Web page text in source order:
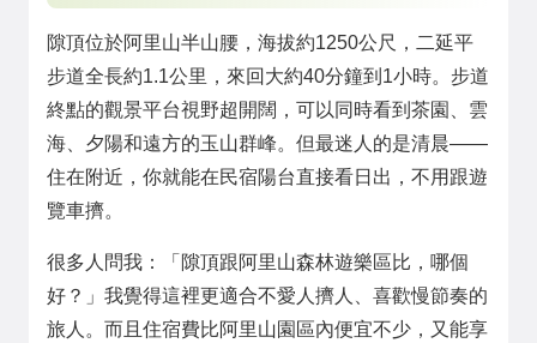
隙頂位於阿里山半山腰，海拔約1250公尺，二延平
步道全長約1.1公里，來回大約40分鐘到1小時。步道
終點的觀景平台視野超開闊，可以同時看到茶園、雲
海、夕陽和遠方的玉山群峰。但最迷人的是清晨——
住在附近，你就能在民宿陽台直接看日出，不用跟遊
覽車擠。
很多人問我：「隙頂跟阿里山森林遊樂區比，哪個
好？」我覺得這裡更適合不愛人擠人、喜歡慢節奏的
旅人。而且住宿費比阿里山園區內便宜不少，又能享